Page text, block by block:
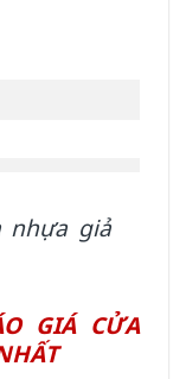
nhựa giả
GIÁ CỬA